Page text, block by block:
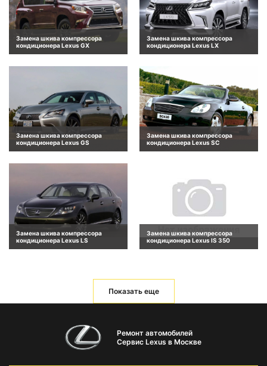
Замена шкива компрессора
кондиционера Lexus GX
Замена шкива компрессора
кондиционера Lexus LX
Замена шкива компрессора
кондиционера Lexus GS
Замена шкива компрессора
кондиционера Lexus SC
Замена шкива компрессора
кондиционера Lexus LS
Замена шкива компрессора
кондиционера Lexus IS 350
Показать еще
Ремонт автомобилей
Сервис Lexus в Москве